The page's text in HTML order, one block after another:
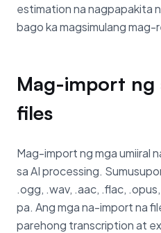
estimation na nagpapakita
bago ka magsimulang mag-
Mag-import ng
files
Mag-import ng mga umiiral
sa AI processing.
.ogg, .wav, .aac, .flac,
pa. Ang mga na-import na
parehong transcription at